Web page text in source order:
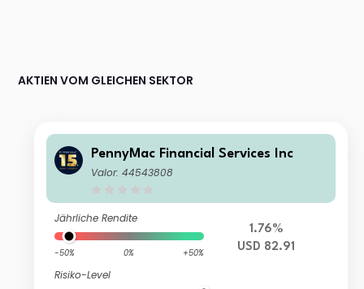
AKTIEN VOM GLEICHEN SEKTOR
PennyMac Financial Services Inc
Valor: 44543808
Jährliche Rendite
-50% 0% +50%
Risiko-Level
1.76%
USD 82.91